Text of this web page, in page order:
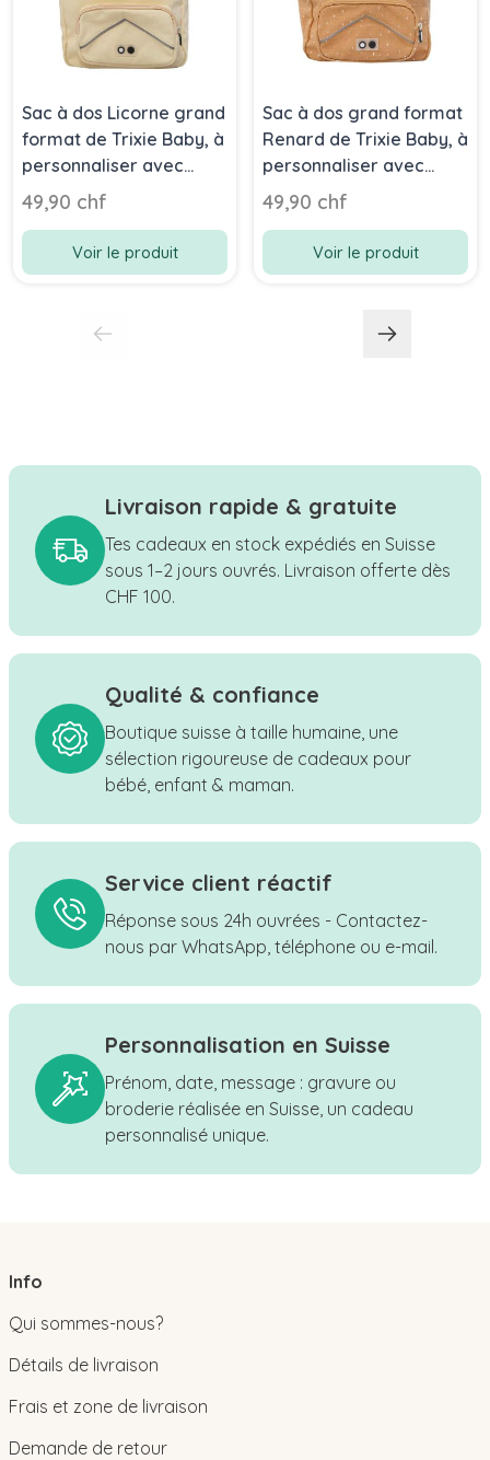
Sac à dos Licorne grand
format de Trixie Baby, à
personnaliser avec
prénom enfant dès 4
ans
49,90 chf
Voir le produit
Sac à dos grand format
Renard de Trixie Baby, à
personnaliser avec
prénom enfant dès 4
ans
49,90 chf
Voir le produit
Livraison rapide & gratuite
Tes cadeaux en stock expédiés en Suisse
sous 1–2 jours ouvrés. Livraison offerte dès
CHF 100.
Qualité & confiance
Boutique suisse à taille humaine, une
sélection rigoureuse de cadeaux pour
bébé, enfant & maman.
Service client réactif
Réponse sous 24h ouvrées - Contactez-
nous par WhatsApp, téléphone ou e-mail.
Personnalisation en Suisse
Prénom, date, message : gravure ou
broderie réalisée en Suisse, un cadeau
personnalisé unique.
Info
Qui sommes-nous?
Détails de livraison
Frais et zone de livraison
Demande de retour